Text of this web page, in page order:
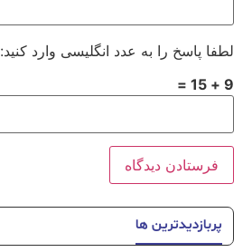
لطفا پاسخ را به عدد انگلیسی وارد کنید:
9 + 15 =
پربازدیدترین ها